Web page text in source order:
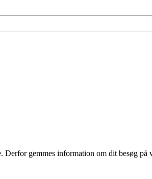
gemmes information om dit besøg på